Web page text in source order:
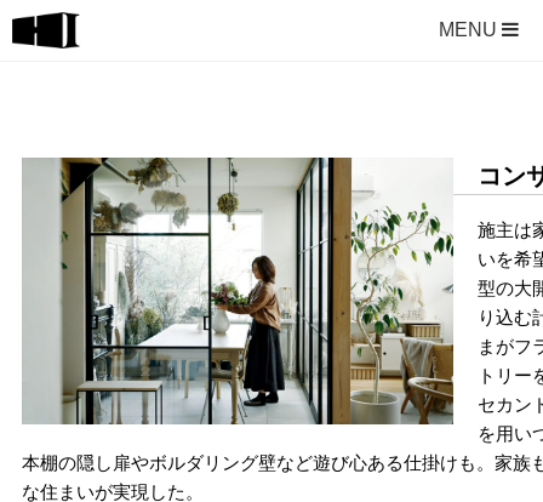
MENU
コン
施主は
いを希
型の大
り込む
まがフ
トリー
セカン
を用い
本棚の隠し扉やボルダリング壁など遊び心ある仕掛けも。家
な住まいが実現した。